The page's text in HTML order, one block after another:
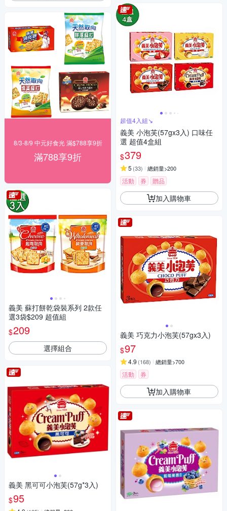
8/3-8/9 中元好食光 滿$788享9折
滿788享9折
義美 蘇打餅乾袋裝系列 2款任
選3袋$209 超值組
$209
選擇組合
義美 黑可可小泡芙(57g*3入)
$95
超值4入組↘︎
義美 小泡芙(57gx3入) 口味任
選 超值4盒組
$379
5 (33) 總銷量>200
活動 券 贈品
加入購物車
義美 巧克力小泡芙(57gx3入)
$97
4.9 (168) 總銷量>700
活動 券
加入購物車